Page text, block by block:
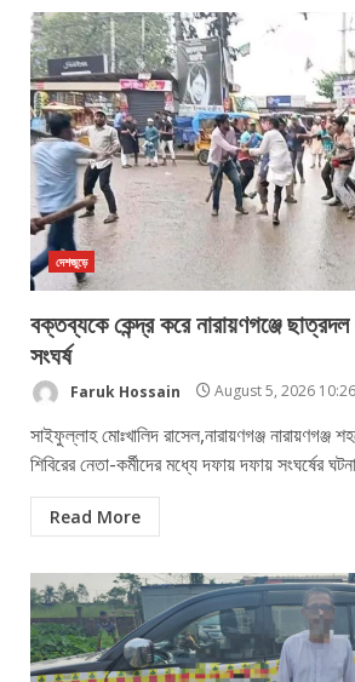
দেশজুড়ে
বক্তব্যকে কেন্দ্র করে নারায়ণগঞ্জে
সংঘর্ষ
Faruk Hossain August 5, 2026
সাইফুল্লাহ মোঃখালিদ রাসেল,নারায়ণগঞ্জ নারায়ণগঞ্জ
শিবিরের নেতা-কর্মীদের মধ্যে দফায় দফায় সংঘর্ষের
Read More